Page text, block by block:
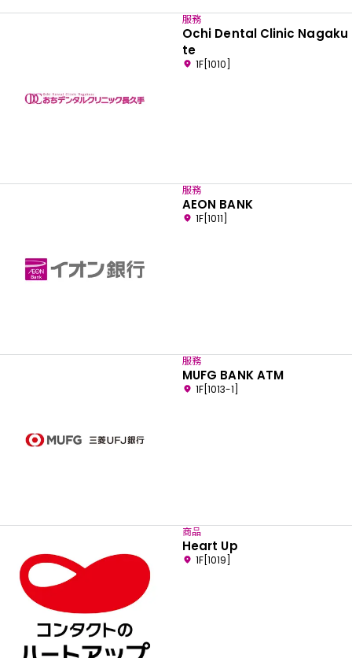
服務
Ochi Dental Clinic Nagaku
te
1F[1010]
服務
AEON BANK
1F[1011]
服務
MUFG BANK ATM
1F[1013-1]
商品
Heart Up
1F[1019]